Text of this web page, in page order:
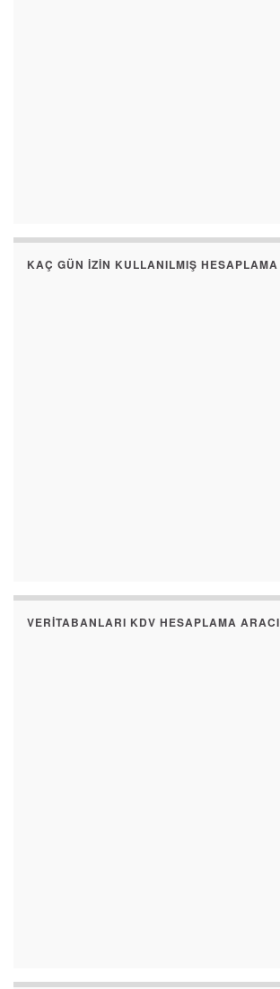
KAÇ GÜN İZIN KULLANILMIŞ HESAPLAMA
VERITABANLARI KDV HESAPLAMA ARACI